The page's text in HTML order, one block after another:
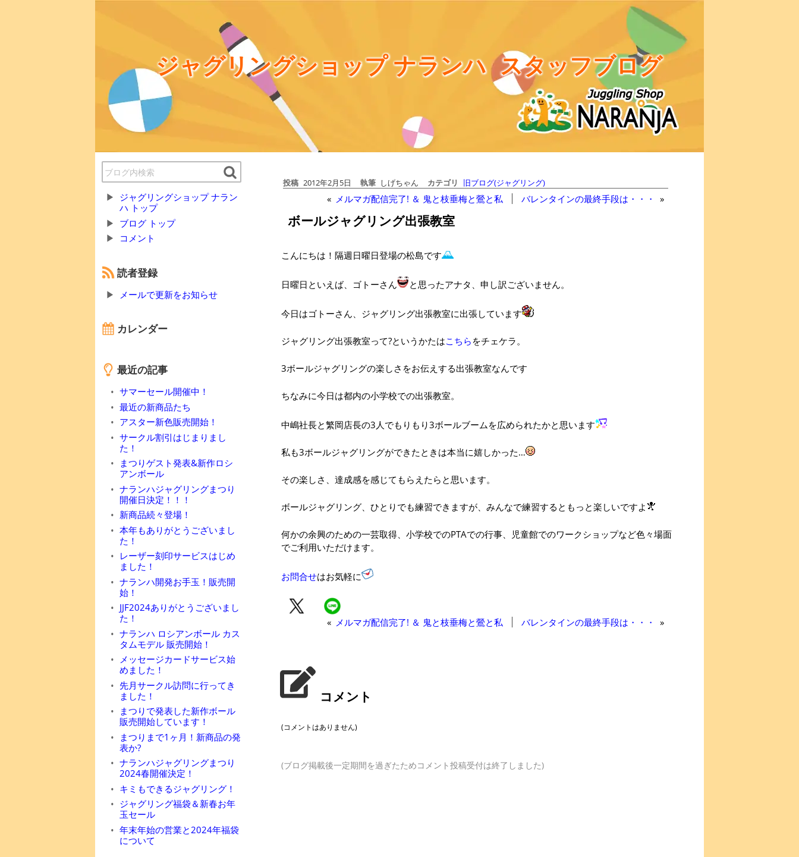
ジャグリングショップ ナランハ スタッフブログ
ジャグリングショップ ナラン
ハ トップ
ブログ トップ
コメント
読者登録
メールで更新をお知らせ
カレンダー
最近の記事
サマーセール開催中！
最近の新商品たち
アスター新色販売開始！
サークル割引はじまりまし
た！
まつりゲスト発表&新作ロシ
アンボール
ナランハジャグリングまつり
開催日決定！！！
新商品続々登場！
本年もありがとうございまし
た！
レーザー刻印サービスはじめ
ました！
ナランハ開発お手玉！販売開
始！
JJF2024ありがとうございまし
た！
ナランハ ロシアンボール カス
タムモデル 販売開始！
メッセージカードサービス始
めました！
先月サークル訪問に行ってき
ました！
まつりで発表した新作ボール
販売開始しています！
まつりまで1ヶ月！新商品の発
表か?
ナランハジャグリングまつり
2024春開催決定！
キミもできるジャグリング！
ジャグリング福袋＆新春お年
玉セール
年末年始の営業と2024年福袋
について
投稿 2012年2月5日 執筆 しげちゃん カテゴリ 旧ブログ(ジャグリング)
« メルマガ配信完了! ＆ 鬼と枝垂梅と鶯と私 バレンタインの最終手段は・・・ »
ボールジャグリング出張教室
こんにちは！隔週日曜日登場の松島です
日曜日といえば、ゴトーさん と思ったアナタ、申し訳ございません。
今日はゴトーさん、ジャグリング出張教室に出張しています
ジャグリング出張教室って?というかたはこちら をチェケラ。
3ボールジャグリングの楽しさをお伝えする出張教室なんです
ちなみに今日は都内の小学校での出張教室。
中嶋社長と繁岡店長の3人でもりもり3ボールブームを広められたかと思います
私も3ボールジャグリングができたときは本当に嬉しかった…
その楽しさ、達成感を感じてもらえたらと思います。
ボールジャグリング、ひとりでも練習できますが、みんなで練習するともっと楽しいですよ
何かの余興のための一芸取得、小学校でのPTAでの行事、児童館でのワークショップなど色々場面
でご利用いただけます。
お問合せはお気軽に
« メルマガ配信完了! ＆ 鬼と枝垂梅と鶯と私 バレンタインの最終手段は・・・ »
コメント
(コメントはありません)
(ブログ掲載後一定期間を過ぎたためコメント投稿受付は終了しました)